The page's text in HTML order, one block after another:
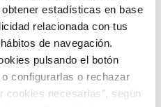
estadísticas en base
relacionada con tus
de navegación.
pulsando el botón
configurarlas o rechazar
cookies necesarias”, según
color único muy combinable.